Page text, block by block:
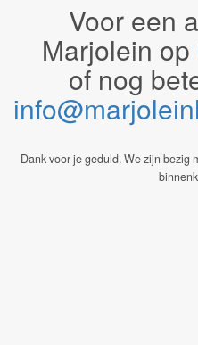
Voor een
Marjolein op
of nog
Dank voor je geduld. We zijn bezig